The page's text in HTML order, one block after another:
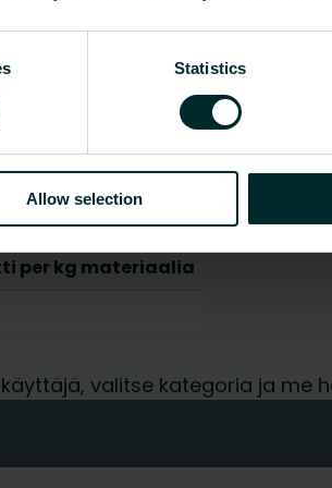
Statistics
Allow selection
Ei
pinta-asennus
kaikki
per kg materiaalia
valitse kategoria ja me